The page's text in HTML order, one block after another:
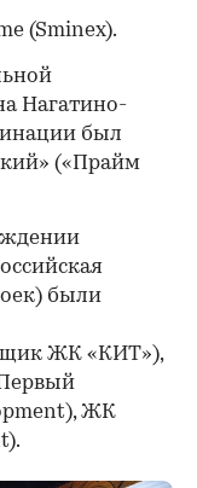
(Sminex).
Нагатино-
был
(«Прайм
были
ЖК «КИТ»),
ЖК